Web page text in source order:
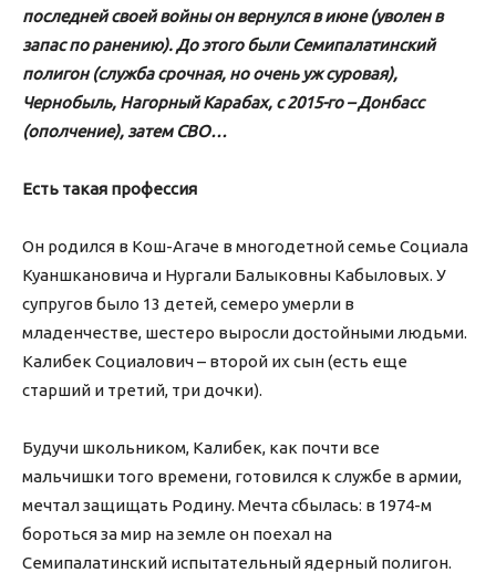
последней своей войны он вернулся в июне (уволен в
запас по ранению). До этого были Семипалатинский
полигон (служба срочная, но очень уж суровая),
Чернобыль, Нагорный Карабах, с 2015-го – Донбасс
(ополчение), затем СВО…
Есть такая профессия
Он родился в Кош-Агаче в многодетной семье Социала
Куаншкановича и Нургали Балыковны Кабыловых. У
супругов было 13 детей, семеро умерли в
младенчестве, шестеро выросли достойными людьми.
Калибек Социалович – второй их сын (есть еще
старший и третий, три дочки).
Будучи школьником, Калибек, как почти все
мальчишки того времени, готовился к службе в армии,
мечтал защищать Родину. Мечта сбылась: в 1974-м
бороться за мир на земле он поехал на
Семипалатинский испытательный ядерный полигон.